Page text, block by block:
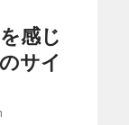
感じ
サイ